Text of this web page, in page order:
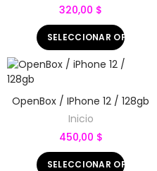
320,00 $
SELECCIONAR OPCIONES
OpenBox / IPhone 12 / 128gb
Inicio
450,00 $
SELECCIONAR OPCIONES